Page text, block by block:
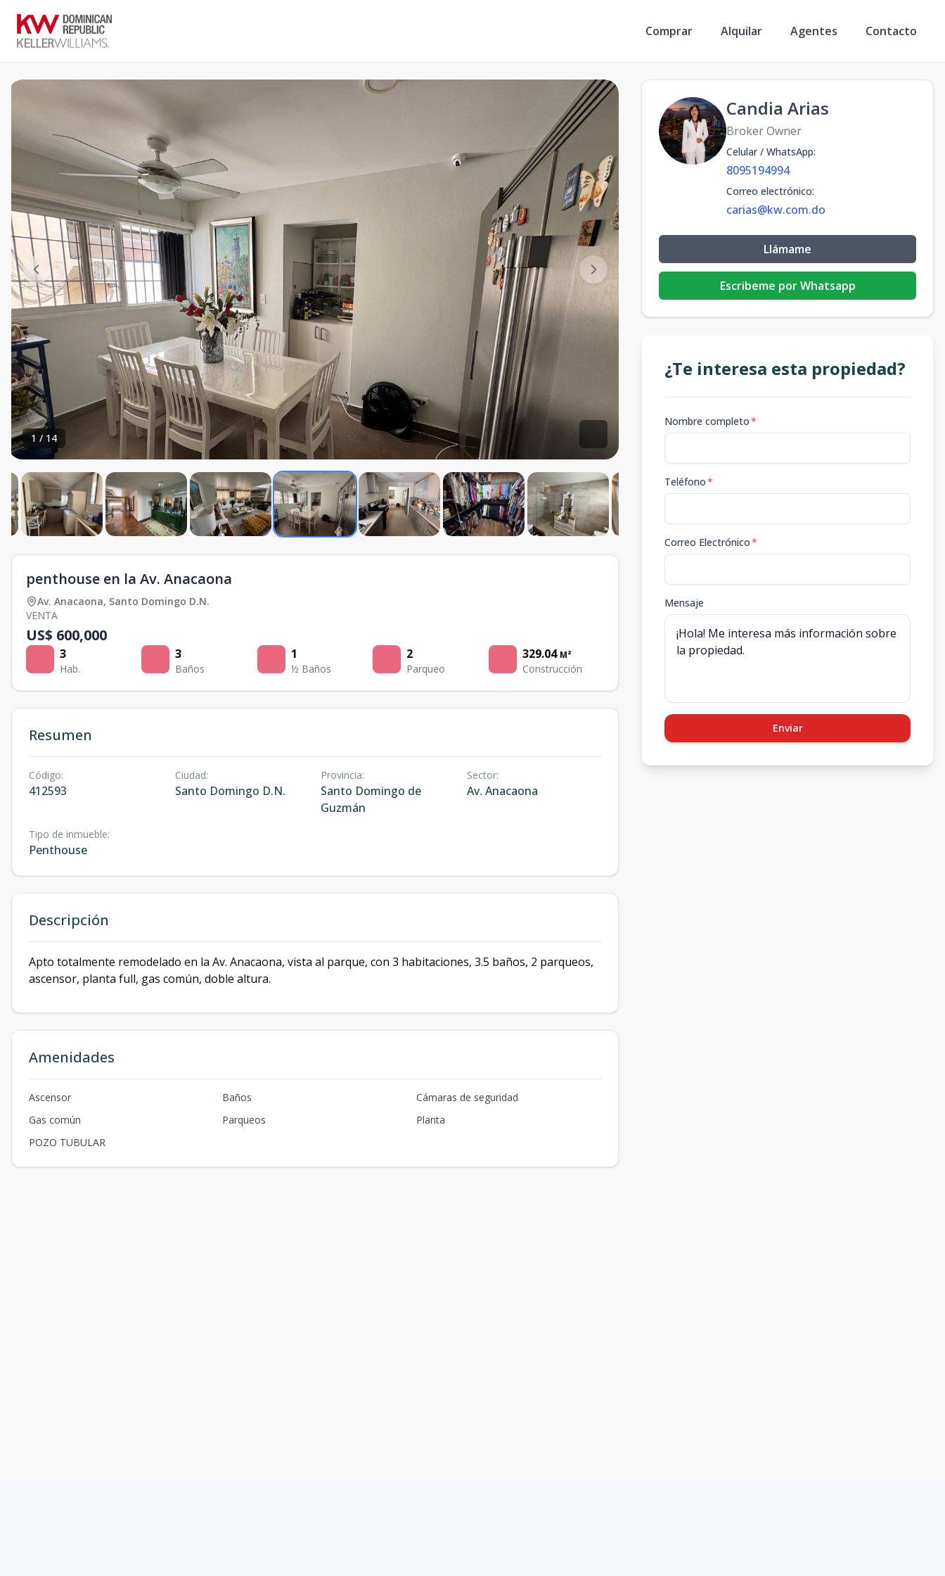
Comprar Alquilar Agentes Contacto
1 / 14
penthouse en la Av. Anacaona
Av. Anacaona, Santo Domingo D.N.
VENTA
US$ 600,000
3
Hab.
3
Baños
1
½ Baños
2
Parqueo
329.04 M²
Construcción
Resumen
Código:
412593
Ciudad:
Santo Domingo D.N.
Provincia:
Santo Domingo de
Guzmán
Sector:
Av. Anacaona
Tipo de inmueble:
Penthouse
Descripción
Apto totalmente remodelado en la Av. Anacaona, vista al parque, con 3 habitaciones, 3.5 baños, 2 parqueos,
ascensor, planta full, gas común, doble altura.
Amenidades
Ascensor Baños
Cámaras de seguridad
Gas común
Parqueos
Planta
POZO TUBULAR
Candia Arias
Broker Owner
Celular / WhatsApp:
8095194994
Correo electrónico:
carias@kw.com.do
Llámame
Escribeme por Whatsapp
¿Te interesa esta propiedad?
Nombre completo*
Teléfono*
Correo Electrónico*
Mensaje
Enviar